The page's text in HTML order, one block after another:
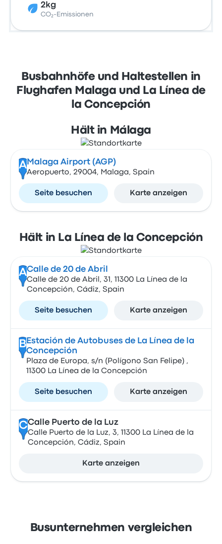
2kg
CO₂-Emissionen
Busbahnhöfe und Haltestellen in
Flughafen Malaga und La Línea de
la Concepción
Hält in Málaga
A Malaga Airport (AGP)
Aeropuerto, 29004, Malaga, Spain
Seite besuchen Karte anzeigen
Hält in La Línea de la Concepción
ACalle de 20 de Abril
Calle de 20 de Abril, 31, 11300 La Línea de la
Concepción, Cádiz, Spain
Seite besuchen Karte anzeigen
B Estación de Autobuses de La Línea de la
Concepción
Plaza de Europa, s/n (Polígono San Felipe) ,
11300 La Línea de la Concepción
Seite besuchen Karte anzeigen
CCalle Puerto de la Luz
Calle Puerto de la Luz, 3, 11300 La Línea de la
Concepción, Cádiz, Spain
Karte anzeigen
Busunternehmen vergleichen